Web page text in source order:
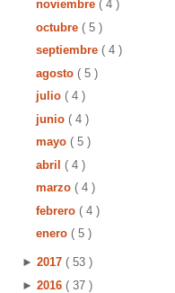
noviembre ( 4 )
octubre ( 5 )
septiembre ( 4 )
agosto ( 5 )
julio ( 4 )
junio ( 4 )
mayo ( 5 )
abril ( 4 )
marzo ( 4 )
febrero ( 4 )
enero ( 5 )
► 2017 ( 53 )
► 2016 ( 37 )